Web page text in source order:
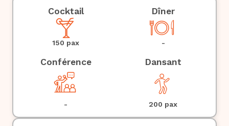
Cocktail
150 pax
Dîner
-
Conférence
-
Dansant
200 pax